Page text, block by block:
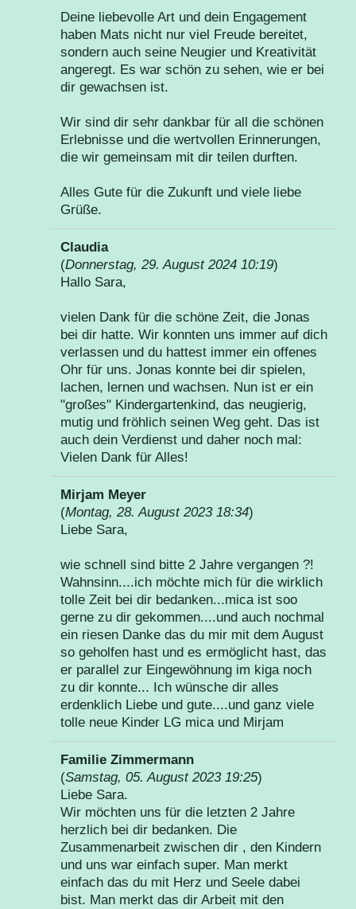
Deine liebevolle Art und dein Engagement
haben Mats nicht nur viel Freude bereitet,
sondern auch seine Neugier und Kreativität
angeregt. Es war schön zu sehen, wie er bei
dir gewachsen ist.
Wir sind dir sehr dankbar für all die schönen
Erlebnisse und die wertvollen Erinnerungen,
die wir gemeinsam mit dir teilen durften.
Alles Gute für die Zukunft und viele liebe
Grüße.
Claudia
(Donnerstag, 29. August 2024 10:19)
Hallo Sara,
vielen Dank für die schöne Zeit, die Jonas
bei dir hatte. Wir konnten uns immer auf dich
verlassen und du hattest immer ein offenes
Ohr für uns. Jonas konnte bei dir spielen,
lachen, lernen und wachsen. Nun ist er ein
"großes" Kindergartenkind, das neugierig,
mutig und fröhlich seinen Weg geht. Das ist
auch dein Verdienst und daher noch mal:
Vielen Dank für Alles!
Mirjam Meyer
(Montag, 28. August 2023 18:34)
Liebe Sara,
wie schnell sind bitte 2 Jahre vergangen ?!
Wahnsinn....ich möchte mich für die wirklich
tolle Zeit bei dir bedanken...mica ist soo
gerne zu dir gekommen....und auch nochmal
ein riesen Danke das du mir mit dem August
so geholfen hast und es ermöglicht hast, das
er parallel zur Eingewöhnung im kiga noch
zu dir konnte... Ich wünsche dir alles
erdenklich Liebe und gute....und ganz viele
tolle neue Kinder LG mica und Mirjam
Familie Zimmermann
(Samstag, 05. August 2023 19:25)
Liebe Sara.
Wir möchten uns für die letzten 2 Jahre
herzlich bei dir bedanken. Die
Zusammenarbeit zwischen dir , den Kindern
und uns war einfach super. Man merkt
einfach das du mit Herz und Seele dabei
bist. Man merkt das dir Arbeit mit den